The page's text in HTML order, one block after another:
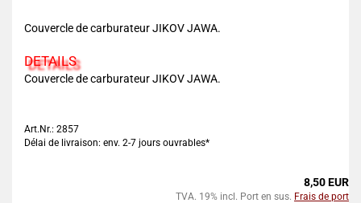
Couvercle de carburateur JIKOV JAWA.
DETAILS
Couvercle de carburateur JIKOV JAWA.
Art.Nr.: 2857
Délai de livraison: env. 2-7 jours ouvrables*
8,50 EUR
TVA. 19% incl. Port en sus. Frais de port